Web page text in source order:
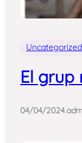
Uncategorized
El grup
04/04/2024.